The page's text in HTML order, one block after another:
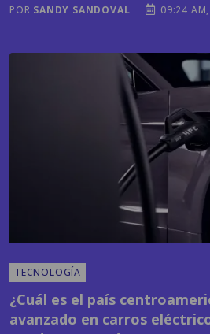
POR SANDY SANDOVAL 09:24
TECNOLOGÍA
¿Cuál es el país
avanzado en carros